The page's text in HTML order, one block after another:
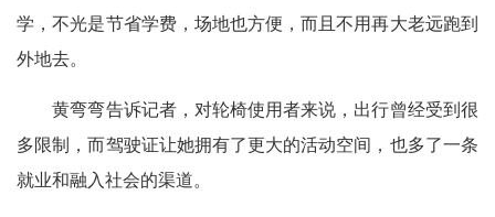
学，不光是节省学费，场地也方便，而且不用再大老远跑到
外地去。
黄弯弯告诉记者，对轮椅使用者来说，出行曾经受到很
多限制，而驾驶证让她拥有了更大的活动空间，也多了一条
就业和融入社会的渠道。